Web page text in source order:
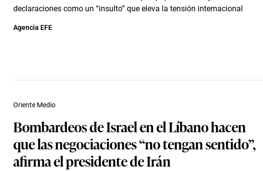
declaraciones como un “insulto” que eleva la tensión internacional
Agencia EFE
Bombardeos de Israel en el Líbano hacen
que las negociaciones “no tengan sentido”,
afirma el presidente de Irán
Oriente Medio